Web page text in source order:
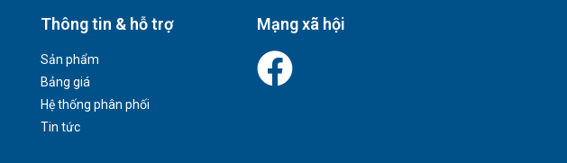
Thông tin & hỗ trợ
Sản phẩm
Bảng giá
Hệ thống phân phối
Tin tức
Mạng xã hội